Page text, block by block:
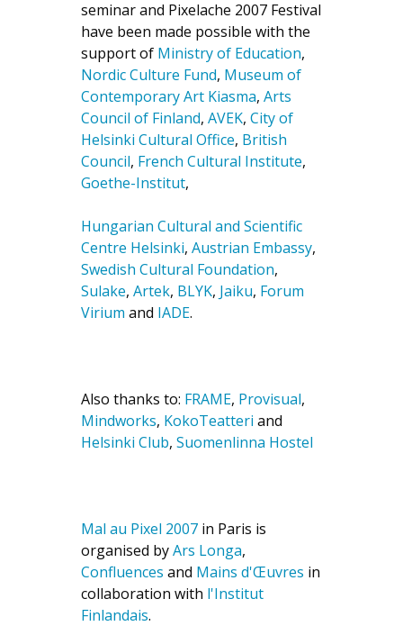
seminar and Pixelache 2007 Festival
have been made possible with the
support of Ministry of Education,
Nordic Culture Fund, Museum of
Contemporary Art Kiasma, Arts
Council of Finland, AVEK, City of
Helsinki Cultural Office, British
Council, French Cultural Institute,
Goethe-Institut,
Hungarian Cultural and Scientific
Centre Helsinki, Austrian Embassy,
Swedish Cultural Foundation,
Sulake, Artek, BLYK, Jaiku, Forum
Virium and IADE.
Also thanks to: FRAME, Provisual,
Mindworks, KokoTeatteri and
Helsinki Club, Suomenlinna Hostel
Mal au Pixel 2007 in Paris is
organised byArs Longa,
Confluences and Mains d'Œuvres in
collaboration with l'Institut
Finlandais.